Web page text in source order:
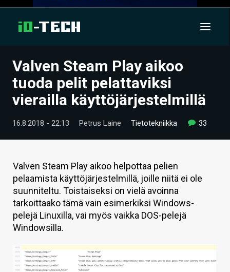
UUTISET
ARTIKKELIT
VIDEOT
TECHBBS
TIETOA
HINTA.FI
KAUPPA
VAIHDA TEEMA
Valven Steam Play aikoo
tuoda pelit pelattaviksi
vierailla käyttöjärjestelmillä
16.8.2018 - 22:13 Petrus Laine Tietotekniikka 33
Valven Steam Play aikoo helpottaa pelien
pelaamista käyttöjärjestelmillä, joille niitä ei ole
suunniteltu. Toistaiseksi on vielä avoinna
tarkoittaako tämä vain esimerkiksi Windows-
pelejä Linuxilla, vai myös vaikka DOS-pelejä
Windowsilla.